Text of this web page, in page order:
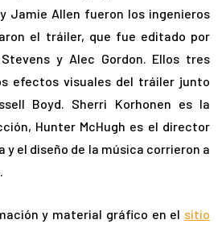
Jamie Allen fueron los ingenieros
el tráiler, que fue editado por
y Alec Gordon. Ellos tres
efectos visuales del tráiler junto
Boyd. Sherri Korhonen es la
Hunter McHugh es el director
y el diseño de la música corrieron a
y material gráfico en el sitio